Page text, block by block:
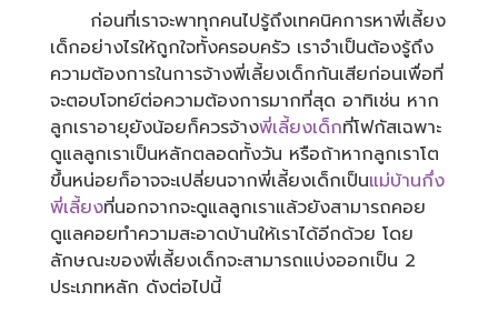
ก่อนที่เราจะพาทุกคนไปรู้ถึงเทคนิคการหาพี่เลี้ยง
เด็กอย่างไรให้ถูกใจทั้งครอบครัว เราจำเป็นต้องรู้ถึง
ความต้องการในการจ้างพี่เลี้ยงเด็กกันเสียก่อนเพื่อที่
จะตอบโจทย์ต่อความต้องการมากที่สุด อาทิเช่น หาก
ลูกเราอายุยังน้อยก็ควรจ้างพี่เลี้ยงเด็กที่โฟกัสเฉพาะ
ดูแลลูกเราเป็นหลักตลอดทั้งวัน หรือถ้าหากลูกเราโต
ขึ้นหน่อยก็อาจจะเปลี่ยนจากพี่เลี้ยงเด็กเป็นแม่บ้านกึ่ง
พี่เลี้ยงที่นอกจากจะดูแลลูกเราแล้วยังสามารถคอย
ดูแลคอยทำความสะอาดบ้านให้เราได้อีกด้วย โดย
ลักษณะของพี่เลี้ยงเด็กจะสามารถแบ่งออกเป็น 2
ประเภทหลัก ดังต่อไปนี้